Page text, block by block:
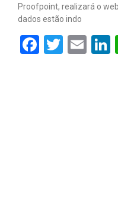
Proofpoint, realizará o
dados estão indo